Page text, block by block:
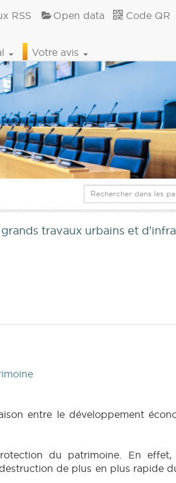
RSS Open data Code QR
Votre avis
travaux urbains et
entre le développement
du patrimoine. En effet,
de plus en plus rapide